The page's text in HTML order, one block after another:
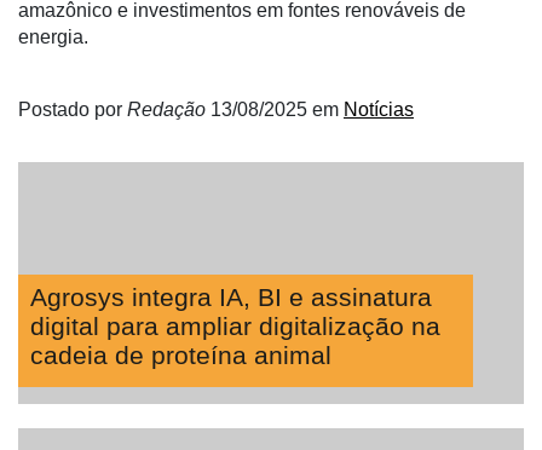
amazônico e investimentos em fontes renováveis de
energia.
Postado por Redação 13/08/2025 em Notícias
Agrosys integra IA, BI e assinatura
digital para ampliar digitalização na
cadeia de proteína animal